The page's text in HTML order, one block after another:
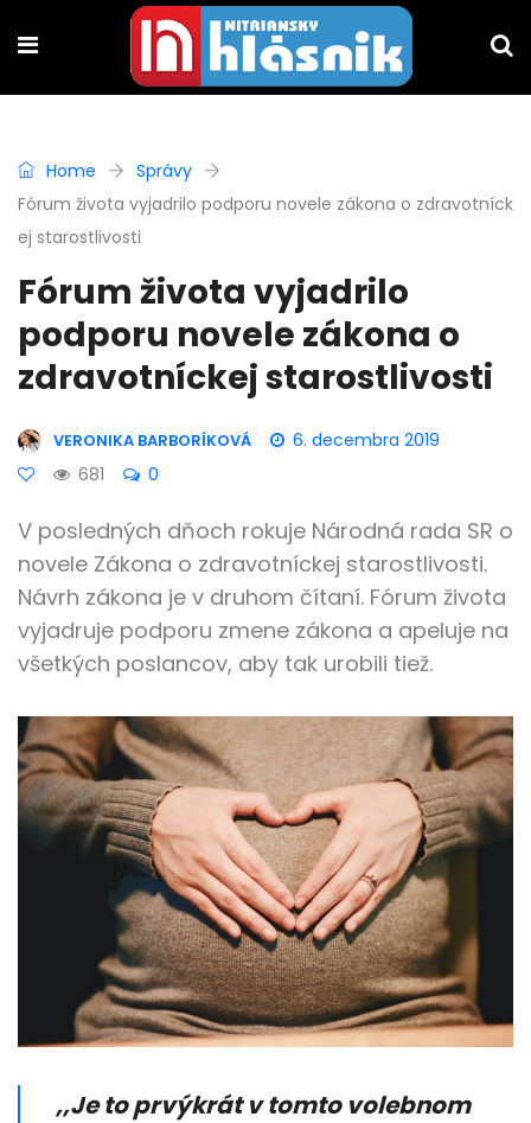
Home
Správy
Fórum života vyjadrilo podporu novele zákona o zdravotníck
ej starostlivosti
Fórum života vyjadrilo
podporu novele zákona o
zdravotníckej starostlivosti
VERONIKA BARBORÍKOVÁ
6. decembra 2019
681
0
V posledných dňoch rokuje Národná rada SR o
novele Zákona o zdravotníckej starostlivosti.
Návrh zákona je v druhom čítaní. Fórum života
vyjadruje podporu zmene zákona a apeluje na
všetkých poslancov, aby tak urobili tiež.
,,Je to prvýkrát v tomto volebnom